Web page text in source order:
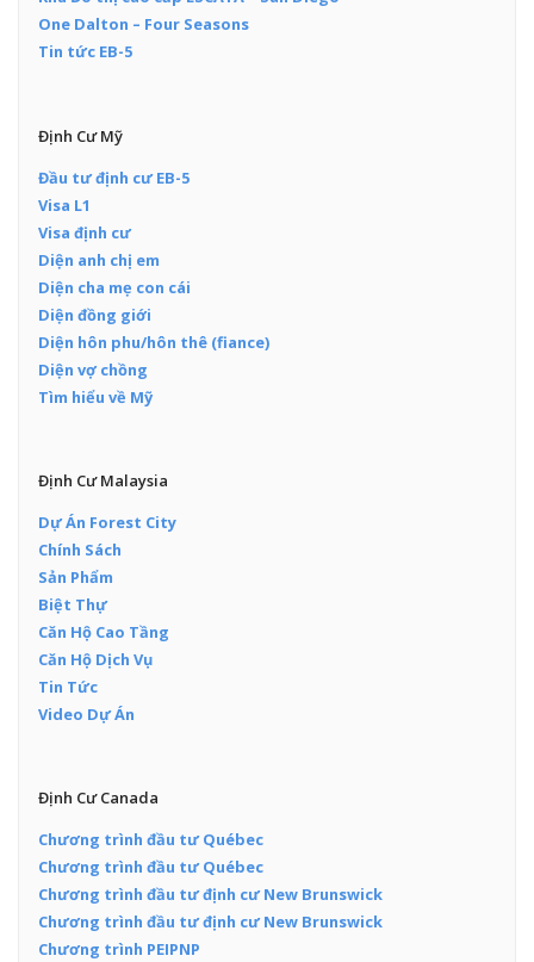
One Dalton – Four Seasons
Tin tức EB-5
Định Cư Mỹ
Đầu tư định cư EB-5
Visa L1
Visa định cư
Diện anh chị em
Diện cha mẹ con cái
Diện đồng giới
Diện hôn phu/hôn thê (fiance)
Diện vợ chồng
Tìm hiểu về Mỹ
Định Cư Malaysia
Dự Án Forest City
Chính Sách
Sản Phẩm
Biệt Thự
Căn Hộ Cao Tầng
Căn Hộ Dịch Vụ
Tin Tức
Video Dự Án
Định Cư Canada
Chương trình đầu tư Québec
Chương trình đầu tư Québec
Chương trình đầu tư định cư New Brunswick
Chương trình đầu tư định cư New Brunswick
Chương trình PEIPNP